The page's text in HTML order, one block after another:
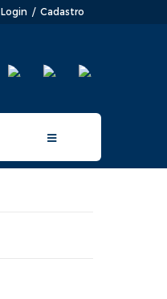
Login / Cadastro